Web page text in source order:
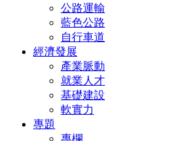
公路運輸
藍色公路
自行車道
經濟發展
產業脈動
就業人才
基礎建設
軟實力
專題
專欄